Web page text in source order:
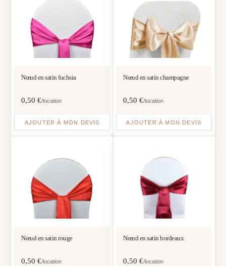
Nœud en satin fuchsia
0,50€/location
AJOUTER À MON DEVIS
Nœud en satin champagne
0,50 €/location
AJOUTER À MON DEVIS
Nœud en satin rouge
0,50€/location
Nœud en satin bordeaux
0,50 €/location